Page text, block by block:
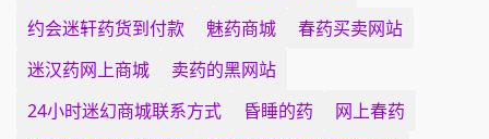
约会迷轩药货到付款
魅药商城
春药买卖网站
迷汉药网上商城
卖药的黑网站
24小时迷幻商城联系方式
昏睡的药
网上春药